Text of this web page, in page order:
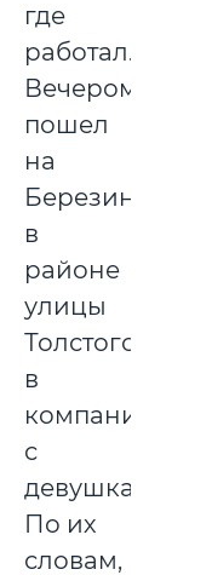
где
работал.
Вечером
пошел
на
Березину
в
районе
улицы
Толстого
в
компании
с
девушками.
По их
словам,